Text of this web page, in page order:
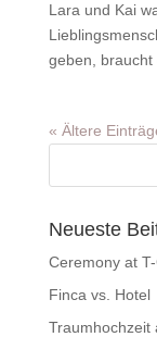
Lara und Kai
geben, braucht
« Ältere
Neueste
Ceremony at
Finca vs. Hotel
Traumhochzeit